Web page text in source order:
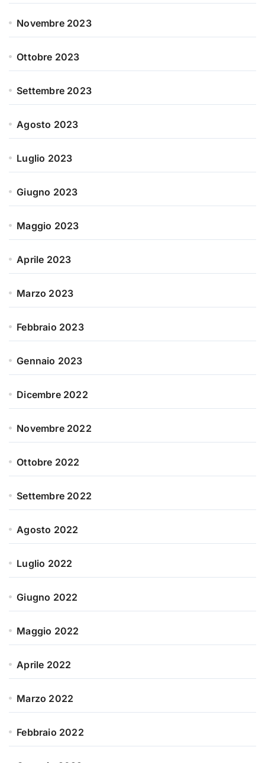
Novembre 2023
Ottobre 2023
Settembre 2023
Agosto 2023
Luglio 2023
Giugno 2023
Maggio 2023
Aprile 2023
Marzo 2023
Febbraio 2023
Gennaio 2023
Dicembre 2022
Novembre 2022
Ottobre 2022
Settembre 2022
Agosto 2022
Luglio 2022
Giugno 2022
Maggio 2022
Aprile 2022
Marzo 2022
Febbraio 2022